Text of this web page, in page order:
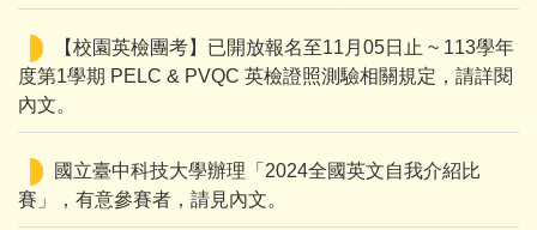
【校園英檢團考】已開放報名至11月05日止 ~ 113學年
度第1學期 PELC & PVQC 英檢證照測驗相關規定，請詳閱
內文。
國立臺中科技大學辦理「2024全國英文自我介紹比
賽」，有意參賽者，請見內文。